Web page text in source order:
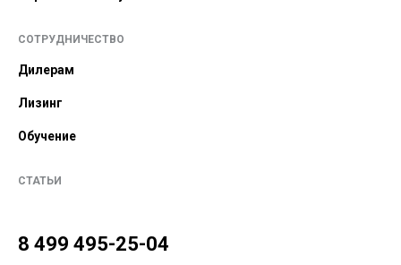
СОТРУДНИЧЕСТВО
Дилерам
Лизинг
Обучение
СТАТЬИ
8 499 495-25-04